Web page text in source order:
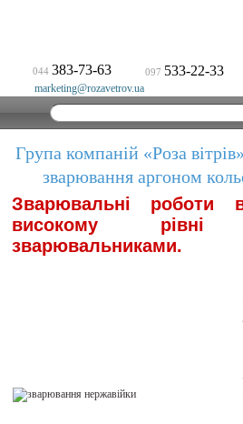
044 383-73-63 097 533-22-33
marketing@rozavetrov.ua
Група компаній «Роза
зварювання аргоном
Зварювальні роботи
високому рівні
зварювальниками.